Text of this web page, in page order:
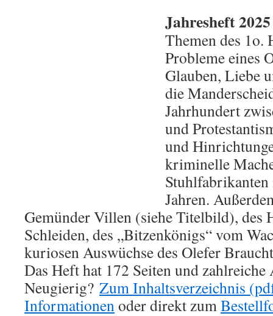
Jahresheft
Themen des 1o.
Probleme eines
Glauben, Liebe
die
Jahrhundert
und
und
kriminelle
Jahren.
Gemünder Villen (siehe Titelbild), des
Schleiden, des „Bitzenkönigs“ vom
kuriosen Auswüchse des Olefer
Das Heft hat 172 Seiten und
Neugierig? Zum Inhaltsverzeichnis
Informationenoder direkt zum